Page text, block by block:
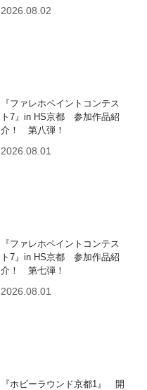
2026.08.02
『ファレホペイントコンテス
ト7』in HS京都 参加作品紹
介！ 第八弾！
2026.08.01
『ファレホペイントコンテス
ト7』in HS京都 参加作品紹
介！ 第七弾！
2026.08.01
『ホビーラウンド京都1』 開